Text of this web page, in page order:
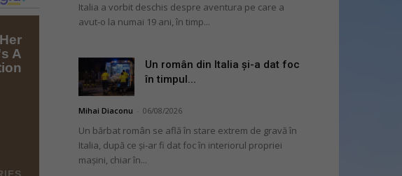
Italia a vorbit deschis despre aventura pe care a
avut-o la numai 19 ani, în timp...
Un român din Italia și-a dat foc
în timpul...
Mihai Diaconu 06/08/2026
Un bărbat român se află în stare extrem de gravă în
Italia, după ce și-ar fi dat foc în interiorul propriei
mașini, chiar în...